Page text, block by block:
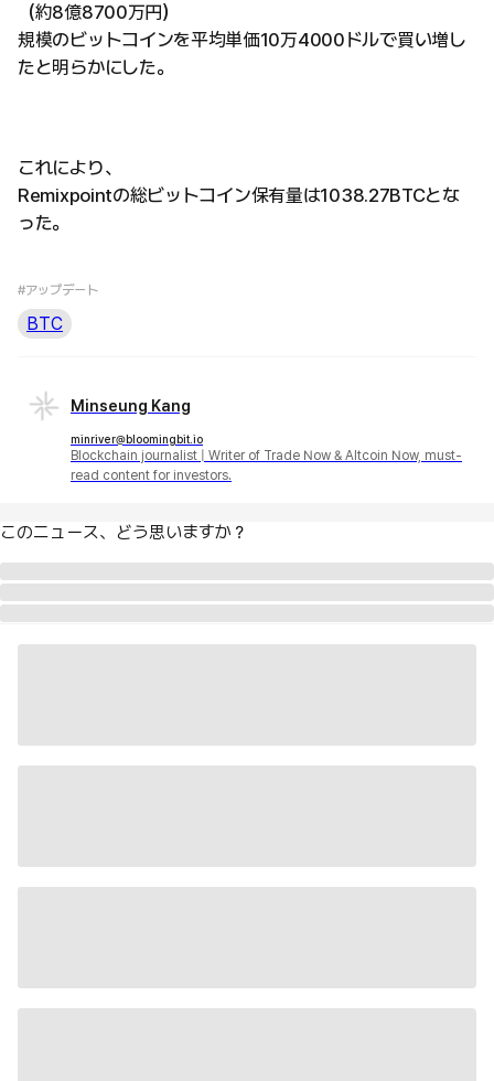
（約8億8700万円）
規模のビットコインを平均単価10万4000ドルで買い増し
たと明らかにした。
これにより、
Remixpointの総ビットコイン保有量は1038.27BTCとな
った。
#アップデート
BTC
Minseung Kang
minriver@bloomingbit.io
Blockchain journalist | Writer of Trade Now & Altcoin Now, must-
read content for investors.
このニュース、どう思いますか？